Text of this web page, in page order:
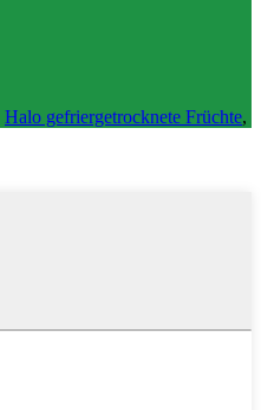
Halo gefriergetrocknete Früchte,